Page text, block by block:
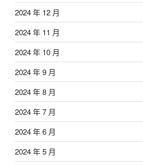
2024 年 12 月
2024 年 11 月
2024 年 10 月
2024 年 9 月
2024 年 8 月
2024 年 7 月
2024 年 6 月
2024 年 5 月